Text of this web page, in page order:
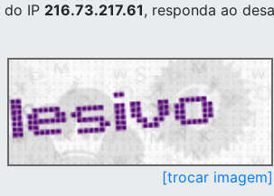
do IP 216.73.217.61, responda ao
[trocar imagem]